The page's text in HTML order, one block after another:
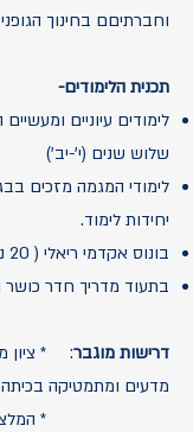
וחברתיםם בחינוך הגופני
תכנית הלימודים-
לימודים עיוניים
שלוש שנים (י'-יב')
יחידות לימוד.
בונוס אקדמי ריאלי ( 20 נק')
בתעוד מדריך חדר כושר
דרישות מוגבר
מדעים ומתמטיקה
* המלצת